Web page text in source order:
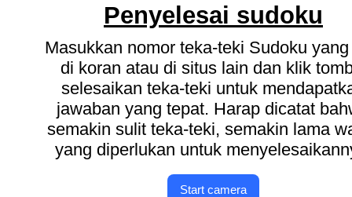
Penyelesai sudoku
Masukkan nomor teka-teki Sudoku
di koran atau di situs lain dan klik
selesaikan teka-teki untuk
jawaban yang tepat. Harap dicatat
semakin sulit teka-teki, semakin lama
yang diperlukan untuk
Start camera